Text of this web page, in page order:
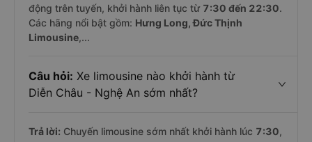
động trên tuyến, khởi hành liên tục từ 7:30 đến 22:30.
Các hãng nổi bật gồm: Hưng Long, Đức Thịnh
Limousine,...
Câu hỏi: Xe limousine nào khởi hành từ
Diễn Châu - Nghệ An sớm nhất?
Trả lời: Chuyến limousine sớm nhất khởi hành lúc 7:30,